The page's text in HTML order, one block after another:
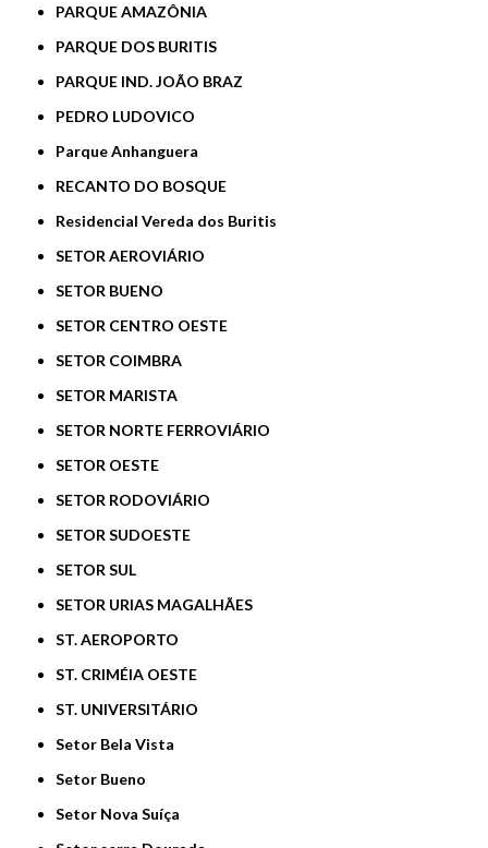
PARQUE AMAZÔNIA
PARQUE DOS BURITIS
PARQUE IND. JOÃO BRAZ
PEDRO LUDOVICO
Parque Anhanguera
RECANTO DO BOSQUE
Residencial Vereda dos Buritis
SETOR AEROVIÁRIO
SETOR BUENO
SETOR CENTRO OESTE
SETOR COIMBRA
SETOR MARISTA
SETOR NORTE FERROVIÁRIO
SETOR OESTE
SETOR RODOVIÁRIO
SETOR SUDOESTE
SETOR SUL
SETOR URIAS MAGALHÃES
ST. AEROPORTO
ST. CRIMÉIA OESTE
ST. UNIVERSITÁRIO
Setor Bela Vista
Setor Bueno
Setor Nova Suíça